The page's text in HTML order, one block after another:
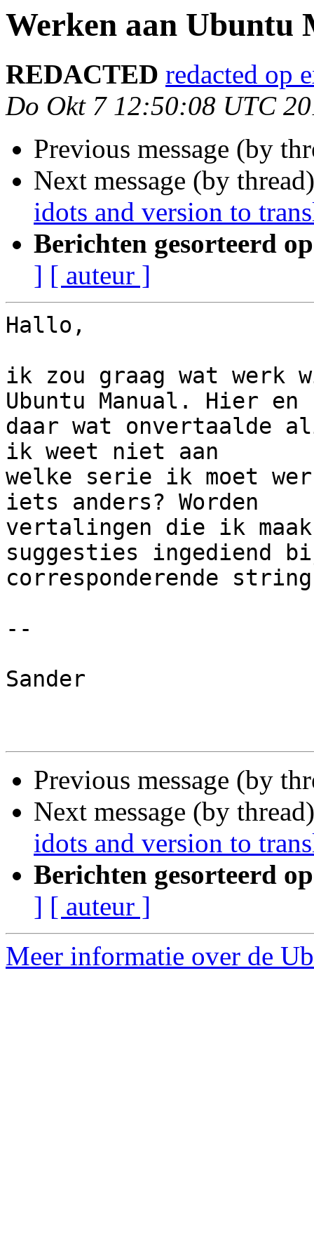
Werken aan Ubuntu
REDACTED redacted op
Do Okt 7 12:50:08 UTC
Previous message (by
Next message (by
idots and version to
Berichten gesorteerd
] [ auteur ]
Hallo,
ik zou graag wat werk
Ubuntu Manual. Hier en
daar wat onvertaalde
ik weet niet aan
welke serie ik moet
iets anders? Worden
vertalingen die ik
suggesties ingediend
corresponderende
--
Sander
Previous message (by
Next message (by
idots and version to
Berichten gesorteerd
] [ auteur ]
Meer informatie over de